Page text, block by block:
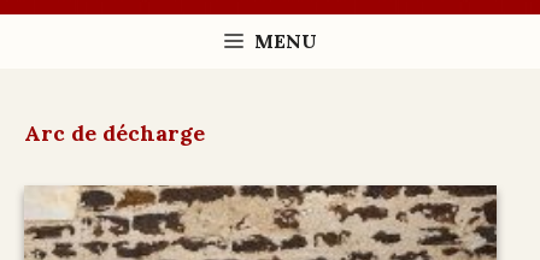
MENU
Arc de décharge